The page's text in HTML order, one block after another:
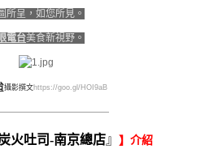
所呈，如您所見。
電台美食新視野。
攝影撰文https://goo.gl/HOI9aB
火吐司-南京總店』 】介紹